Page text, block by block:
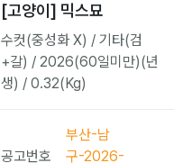
[고양이] 믹스묘
수컷(중성화 X) / 기타(검
+갈) / 2026(60일미만)(년
생) / 0.32(Kg)
공고번호
부산-남
구-2026-